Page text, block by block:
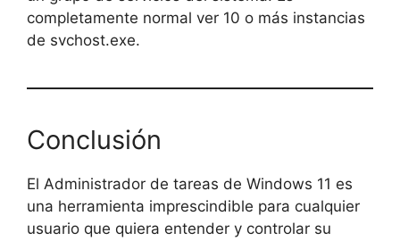
completamente normal ver 10 o más instancias
de svchost.exe.
Conclusión
El Administrador de tareas de Windows 11 es
una herramienta imprescindible para cualquier
usuario que quiera entender y controlar su